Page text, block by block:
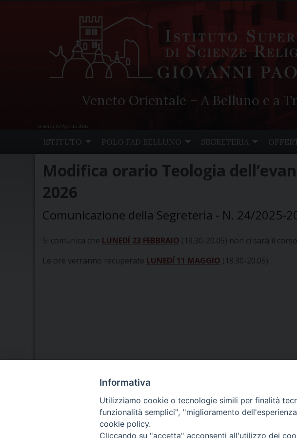
Veneto Orientale – A Belluno e a
venerdì, 07 Agosto 2026
ISTITUTO POLO FAD BELLUNO SEGRETERIA
Modifica orario Teologia
2026
Comunicazione della Segreteria - N. 24/2025-
Si comunica che LUNEDÍ 23 FEBBRAIO (18.30-20.05) non ci sarà il
Le ore verranno recuperate LUNEDÍ 11 MAGGIO (18.30-20.05).
Seminario Vescovile di Treviso
p.tta Benedetto XI, 2
Informativa
Utilizziamo cookie o tecnologie simili per finalità
funzionalità semplici", "miglioramento
cookie policy.
Cliccando su "accetta" acconsenti all'utilizzo dei